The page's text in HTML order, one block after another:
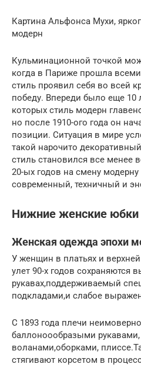
Картина Альфонса Мухи,
модерн
Кульминационной точкой
когда в Париже прошла
стиль проявил себя во всей
победу. Впереди было еще 10
которых стиль модерн
но после 1910-ого года он
позиции. Ситуация в мире
такой нарочито
стиль становился все менее
20-ых годов на смену
современный, техничный и
Нижние женские юбки
Женская одежда эпохи
У женщин в платьях и
улет 90-х годов сохраняются
рукавах,поддерживаемый
подкладами,и слабое
С 1893 года плечи
баллоноообразыми
воланами,оборками,
стягивают корсетом в